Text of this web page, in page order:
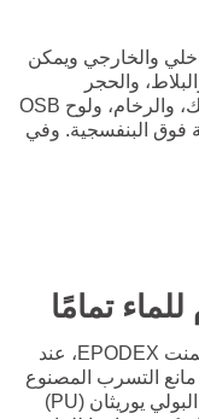
والخارجي ويمكن
والحجر
الطبيعي، وجبس بورد، والمعدن، والسيراميك، والرخام، ولوح OSB
فوق البنفسجية. وفي
تمامًا
ميكروسيمنت EPODEX، عند
التسرب المصنوع
من راتنج البولي يوريثان (PU)